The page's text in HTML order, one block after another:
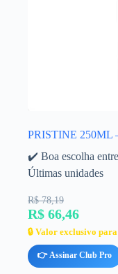
PRISTINE 250ML
✔️ Boa escolha
Últimas unidades
R$ 78,19
R$ 66,46
🔒 Valor exclusivo
👉 Assinar Club Pro